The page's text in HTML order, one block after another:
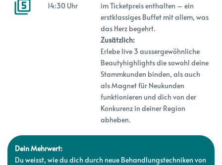
14:30 Uhr
im Ticketpreis enthalten – ein
erstklassiges Buffet mit allem, was
das Herz begehrt.
Zusätzlich:
Erlebe live 3 aussergewöhnliche
Beautyhighlights die sowohl deine
Stammkunden binden, als auch
als Magnet für Neukunden
funktionieren und dich von der
Konkurenz in deiner Region
abheben.
Dein Mehrwert:
Du weisst, wie du dich durch neue Behandlungstechniken von